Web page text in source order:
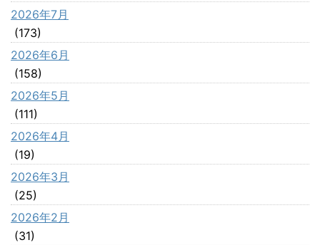
2026年7月
(173)
2026年6月
(158)
2026年5月
(111)
2026年4月
(19)
2026年3月
(25)
2026年2月
(31)